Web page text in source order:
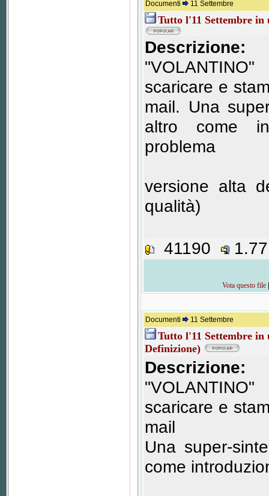
Documenti 11 Settembre
Tutto l'11 Settembre
Descrizione:
scaricare e
mail. Una
altro come
problema
versione alta
qualità)
41190
Vota questo file
Documenti 11 Settembre
Tutto l'11 Settembre
Definizione)
Descrizione:
scaricare e
mail
Una super-
come